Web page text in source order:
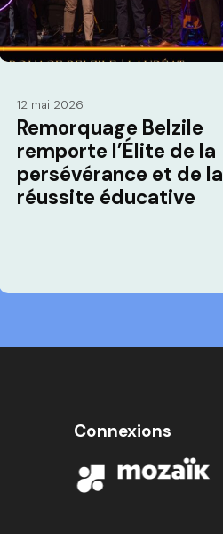
12 mai 2026
Remorquage Belzile
remporte l’Élite de la
persévérance et de la
réussite éducative
Connexions